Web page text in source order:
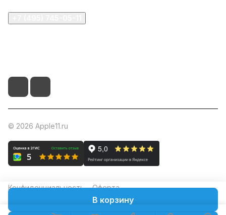
В корзину
© 2026 Apple11.ru
Конфиденциальность Оферта